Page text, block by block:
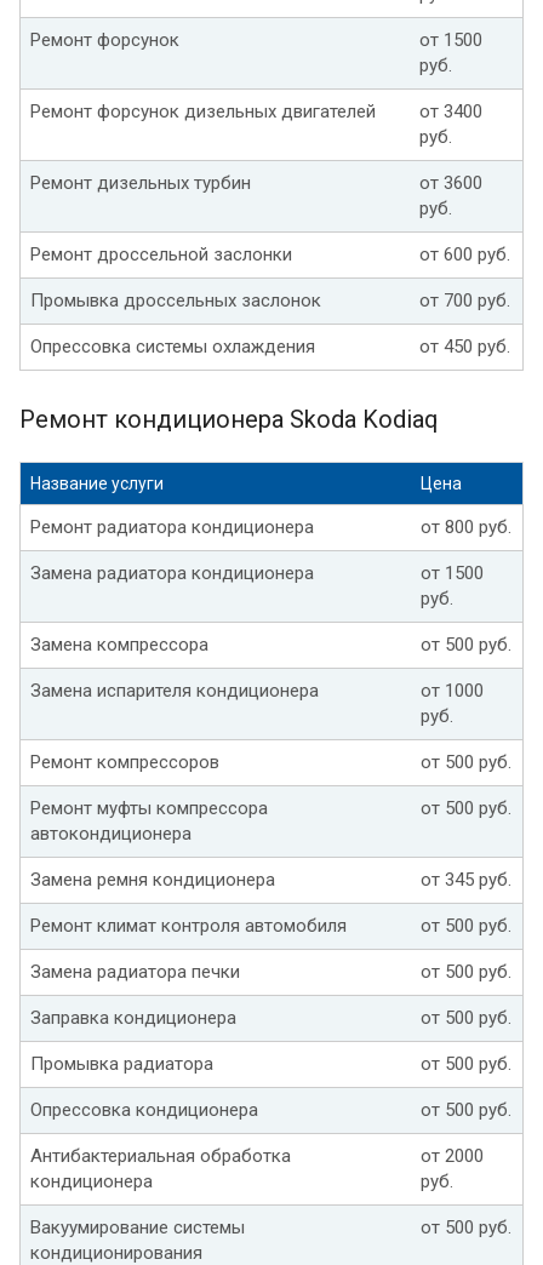
Ремонт форсунок
от 1500
руб.
Ремонт форсунок дизельных двигателей
от 3400
руб.
Ремонт дизельных турбин
от 3600
руб.
Ремонт дроссельной заслонки от 600 руб.
Промывка дроссельных заслонок от 700 руб.
Опрессовка системы охлаждения от 450 руб.
Ремонт кондиционера Skoda Kodiaq
Название услуги Цена
Ремонт радиатора кондиционера от 800 руб.
Замена радиатора кондиционера
от 1500
руб.
Замена компрессора от 500 руб.
Замена испарителя кондиционера
от 1000
руб.
Ремонт компрессоров от 500 руб.
Ремонт муфты компрессора
автокондиционера
от 500 руб.
Замена ремня кондиционера от 345 руб.
Ремонт климат контроля автомобиля от 500 руб.
Замена радиатора печки от 500 руб.
Заправка кондиционера от 500 руб.
Промывка радиатора от 500 руб.
Опрессовка кондиционера от 500 руб.
Антибактериальная обработка
кондиционера
от 2000
руб.
Вакуумирование системы
кондиционирования
от 500 руб.